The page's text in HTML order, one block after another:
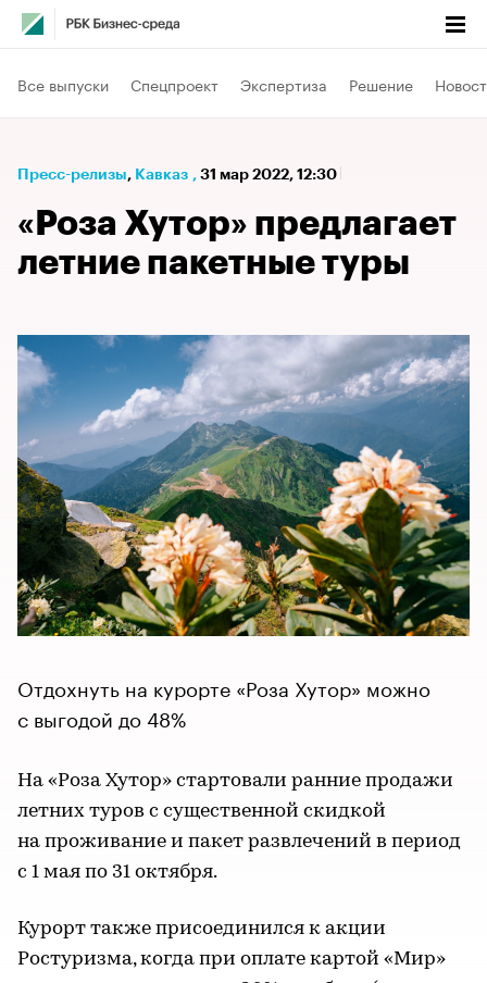
Все выпуски Спецпроект Экспертиза Решение
Пресс-релизы⁠, Кавказ , 31 мар 2022, 12:30
«Роза Хутор» предлагает
летние пакетные туры
Отдохнуть на курорте «Роза Хутор» можно
с выгодой до 48%
На «Роза Хутор» стартовали ранние продажи
летних туров с существенной скидкой
на проживание и пакет развлечений в период
с 1 мая по 31 октября.
Курорт также присоединился к акции
Ростуризма, когда при оплате картой «Мир»